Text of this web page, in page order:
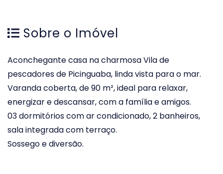
Sobre o Imóvel
Aconchegante casa na charmosa Vila de
pescadores de Picinguaba, linda vista para o mar.
Varanda coberta, de 90 m², ideal para relaxar,
energizar e descansar, com a família e amigos.
03 dormitórios com ar condicionado, 2 banheiros,
sala integrada com terraço.
Sossego e diversão.